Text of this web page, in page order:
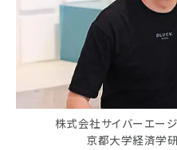
株式会社サイバーエー
京都大学経済学